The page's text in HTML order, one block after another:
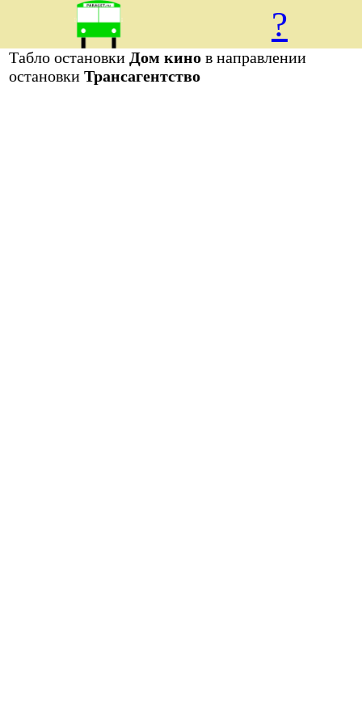
?
Табло остановки Дом кинов направлении
остановкиТрансагентство